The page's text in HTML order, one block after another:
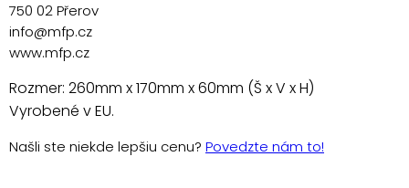
750 02 Přerov
info@mfp.cz
www.mfp.cz
Rozmer: 260mm x 170mm x 60mm (Š x V x H)
Vyrobené v EU.
Našli ste niekde lepšiu cenu? Povedzte nám to!